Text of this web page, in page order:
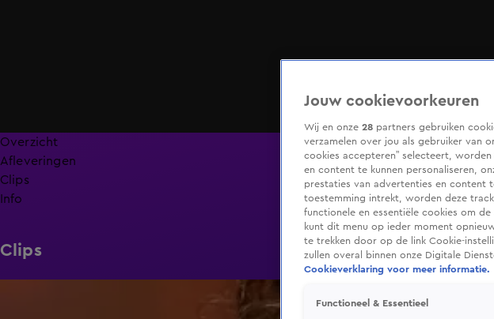
Overzicht
Afleveringen
Clips
Info
Clips
Jouw cookievoorkeuren
Wij en onze 28 partners gebruiken
verzamelen over jou als gebruiker van
cookies accepteren” selecteert,
en content te kunnen personaliseren,
prestaties van advertenties en content
toestemming intrekt, worden deze
functionele en essentiële cookies om
kunt dit menu op ieder moment
te trekken door op de link Cookie-
zullen overal binnen onze Digitale
Cookieverklaring voor meer informatie.
Functioneel & Essentieel